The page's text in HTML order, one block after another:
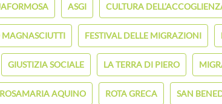
ASGI CULTURA
MAGNASCIUTTI FESTIVAL DELLE MIGRAZIONI
GIUSTIZIA SOCIALE LA TERRA DI PIERO
ROSAMARIA AQUINO ROTA GRECA SAN